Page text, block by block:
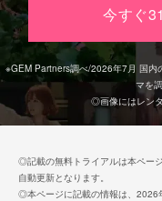
今すぐ
※GEM Partners調べ/2026年7⽉ 国内
マを
◎画像にはレン
◎記載の無料トライアルは本ペー
自動更新となります。
◎本ページに記載の情報は、2026